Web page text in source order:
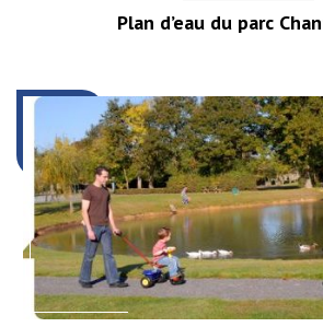
Plan d’eau du parc